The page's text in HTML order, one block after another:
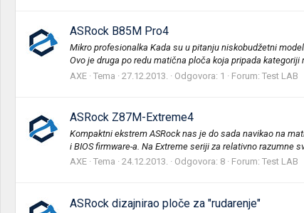
ASRock B85M Pro4
Mikro profesionalka Kada su u pitanju niskobudžetni
Ovo je druga po redu matična ploča koja pripada kategoriji
AXE Tema 27.12.2013. Odgovora: 1 Forum: Test LAB
ASRock Z87M-Extreme4
Kompaktni ekstrem ASRock nas je do sada navikao na
i BIOS firmware-a. Na Extreme seriji za relativno razumne
AXE Tema 24.12.2013. Odgovora: 8 Forum: Test LAB
ASRock dizajnirao ploče za "rudarenje"